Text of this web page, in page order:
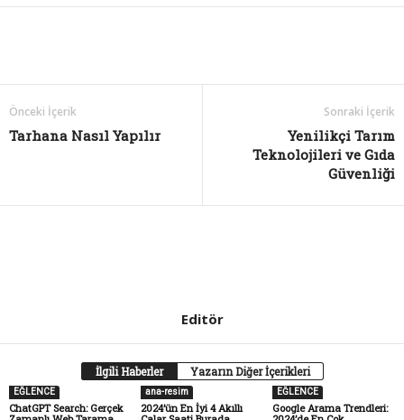
Önceki İçerik
Tarhana Nasıl Yapılır
Sonraki İçerik
Yenilikçi Tarım
Teknolojileri ve Gıda
Güvenliği
Editör
İlgili Haberler Yazarın Diğer İçerikleri
EĞLENCE
ChatGPT Search: Gerçek
ana-resim
2024’ün En İyi 4 Akıllı
EĞLENCE
Google Arama Trendleri: